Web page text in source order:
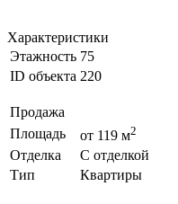
Характеристики
Этажность 75
ID объекта 220
Продажа
Площадь
от 119 м2
Отделка
С отделкой
Тип
Квартиры